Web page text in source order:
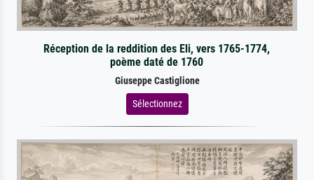
Réception de la reddition des Eli, vers 1765-1774,
poème daté de 1760
Giuseppe Castiglione
Sélectionnez